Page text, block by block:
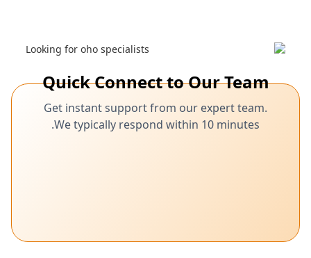
Quick Connect to Our Team
Get instant support from our expert team.
We typically respond within 10 minutes.